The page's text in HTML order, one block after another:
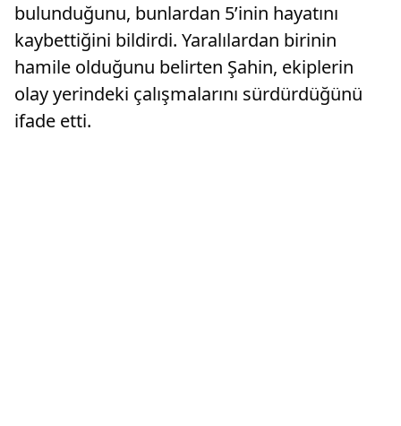
bulunduğunu, bunlardan 5’inin hayatını
kaybettiğini bildirdi. Yaralılardan birinin
hamile olduğunu belirten Şahin, ekiplerin
olay yerindeki çalışmalarını sürdürdüğünü
ifade etti.